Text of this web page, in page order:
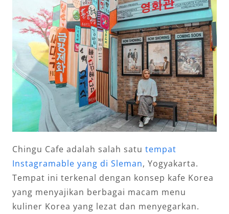
Chingu Cafe adalah salah satu tempat
Instagramable yang di Sleman, Yogyakarta.
Tempat ini terkenal dengan konsep kafe Korea
yang menyajikan berbagai macam menu
kuliner Korea yang lezat dan menyegarkan.